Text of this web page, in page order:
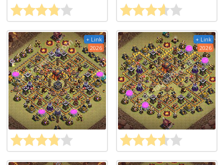
+ Link
2026
+ Link
2026